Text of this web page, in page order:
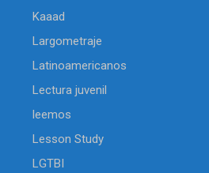
Kaaad
Largometraje
Latinoamericanos
Lectura juvenil
leemos
Lesson Study
LGTBI